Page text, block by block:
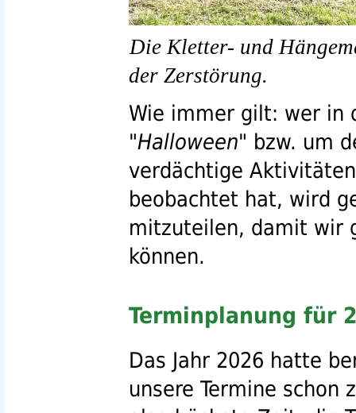
Die Kletter- und
der Zerstörung.
Wie immer gilt: wer in
"Halloween" bzw. um
verdächtige
beobachtet hat, wird
mitzuteilen, damit wir
können.
Terminplanung für
Das Jahr 2026 hatte
unsere Termine schon